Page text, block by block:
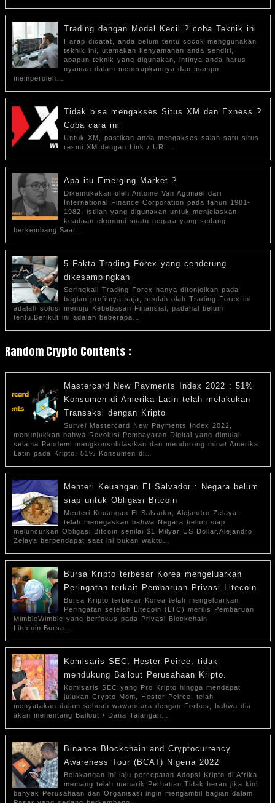
Trading dengan Modal Kecil ? coba Teknik ini
Harap dicatat, anda belum tentu cocok menggunakan
teknik ini, utamakan kenyamanan anda sendiri,
apapun teknik yang digunakan, intinya anda harus
nyaman dalam menerapkannya dan mampu
memperoleh…
Tidak bisa mengakses Situs XM dan Exness ?
Coba cara ini
Untuk XM, pastikan anda mengakses salah satu situs
resmi XM dengan Link / URL…
Apa itu Emerging Market ?
Dikemukakan oleh Antoine Van Agtmael dari
International Finance Corporation pada tahun 1981-
1982, istilah yang digunakan untuk menjelaskan
keadaan ekonomi suatu negara yang sedang
berkembang.Saat…
5 Fakta Trading Forex yang cenderung
dikesampingkan
Seringkali Trading Forex hanya ditonjolkan pada
bagian profitnya saja, seolah-olah Trading Forex ini
adalah solusi menuju Kebebasan Finansial, padahal belum
tentu.Berikut ini adalah beberapa…
Random Crypto Contents :
Mastercard New Payments Index 2022 : 51%
Konsumen di Amerika Latin telah melakukan
Transaksi dengan Kripto
Survei Mastercard New Payments Index 2022,
menunjukkan bahwa Revolusi Pembayaran Digital yang dimulai
selama Pandemi mengkonsolidasikan dan mendorong minat Amerika
Latin pada Kripto. 51% Konsumen di…
Menteri Keuangan El Salvador : Negara belum
siap untuk Obligasi Bitcoin
Menteri Keuangan El Salvador, Alejandro Zelaya,
telah menegaskan bahwa Negara belum siap
meluncurkan Obligasi Bitcoin senilai $1 Milyar US Dollar.Alejandro
Zelaya berpendapat saat ini bukan waktu…
Bursa Kripto terbesar Korea mengeluarkan
Peringatan terkait Pembaruan Privasi Litecoin
Bursa Kripto terbesar Korea telah mengeluarkan
Peringatan setelah Litecoin (LTC) merilis Pembaruan
MimbleWimble yang berfokus pada Privasi Blockchain
Litecoin.Bursa…
Komisaris SEC, Hester Peirce, tidak
mendukung Bailout Perusahaan Kripto.
Komisaris SEC yang Pro Kripto hingga mendapat
julukan Crypto Mom, Hester Peirce, telah
menyatakan dalam sebuah wawancara dengan Forbes, bahwa dia
akan menentang Bailout / Dana Talangan…
Binance Blockchain and Cryptocurrency
Awareness Tour (BCAT) Nigeria 2022
Belakangan ini laju percepatan Adopsi Kripto di Afrika
memang telah menarik Perhatian.Tidak heran jika kini
banyak Perusahaan dan Organisasi ingin mengambil bagian dalam